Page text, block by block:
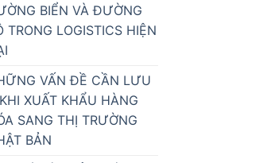
BIỂN VÀ ĐƯỜNG
TRONG LOGISTICS HIỆN
VẤN ĐỀ CẦN LƯU
XUẤT KHẨU HÀNG
SANG THỊ TRƯỜNG
BẢN